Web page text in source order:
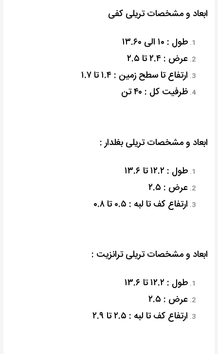
ابعاد و مشخصات تریلی کفی
طول : ۱۰ الی ۱۳.۶۰
عرض : ۲.۴ تا ۲.۵
ارتفاع تا سطح زمین : ۱.۴ تا ۱.۷
ظرفیت کل : ۴۰ تن
ابعاد و مشخصات تریلی بغلدار :
طول : ۱۲.۲ تا ۱۳.۶
عرض : ۲.۵
ارتفاع کف تا لبه : ۰.۵ تا ۰.۸
ابعاد و مشخصات تریلی ترانزیت :
طول : ۱۲.۲ تا ۱۳.۶
عرض : ۲.۵
ارتفاع کف تا لبه : ۲.۵ تا ۲.۹